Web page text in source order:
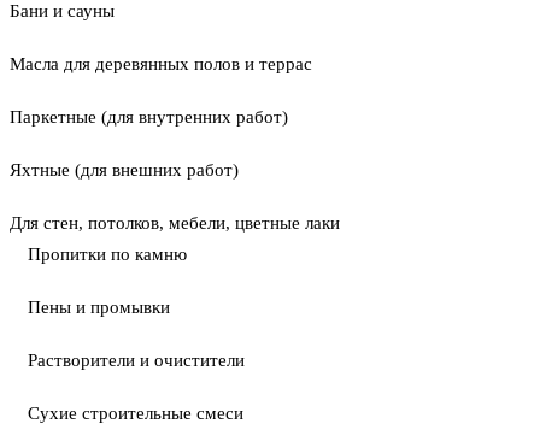
Бани и сауны
Масла для деревянных полов и террас
Паркетные (для внутренних работ)
Яхтные (для внешних работ)
Для стен, потолков, мебели, цветные лаки
Пропитки по камню
Пены и промывки
Растворители и очистители
Сухие строительные смеси